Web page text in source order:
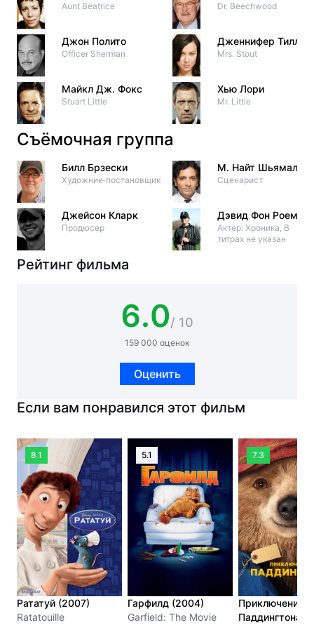
Aunt Beatrice
Джон Полито
Officer Sherman
Майкл Дж. Фокс
Stuart Little
Dr. Beechwood
Дженнифер Тилли
Mrs. Stout
Хью Лори
Mr. Little
Съёмочная группа
Билл Брзески
Художник-постановщик
Джейсон Кларк
Продюсер
М. Найт Шьямалан
Сценарист
Дэвид Фон Роем
Актер: Хроника, В
титрах не указан
Рейтинг фильма
6.0/ 10
159 000 оценок
Оценить
Если вам понравился этот фильм
8.1
Рататуй (2007)
Ratatouille
5.1
Гарфилд (2004)
Garfield: The Movie
7.3
Приключения
Паддингтона